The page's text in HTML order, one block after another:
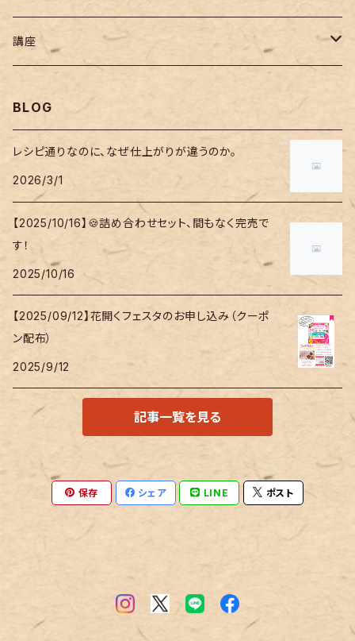
講座
BLOG
レシピ通りなのに、なぜ仕上がりが違うのか。
2026/3/1
【2025/10/16】🍪詰め合わせセット、間もなく完売で
す！
2025/10/16
【2025/09/12】花開くフェスタのお申し込み（クーポ
ン配布）
2025/9/12
記事一覧を見る
保存 シェア LINE ポスト